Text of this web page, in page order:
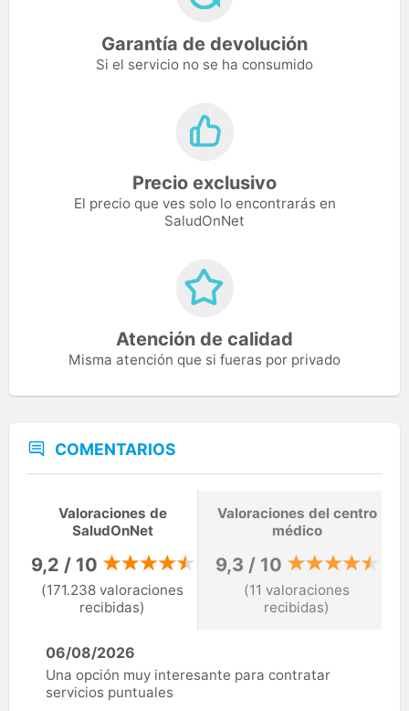
Garantía de devolución
Si el servicio no se ha consumido
Precio exclusivo
El precio que ves solo lo encontrarás en
SaludOnNet
Atención de calidad
Misma atención que si fueras por privado
COMENTARIOS
Valoraciones de
SaludOnNet
9,2 / 10
(171.238 valoraciones
recibidas)
Valoraciones del centro
médico
9,3 / 10
(11 valoraciones
recibidas)
06/08/2026
Una opción muy interesante para contratar
servicios puntuales